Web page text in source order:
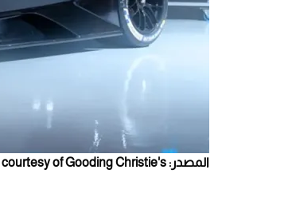
المصدر: Josh Hway, courtesy of Gooding Christie's